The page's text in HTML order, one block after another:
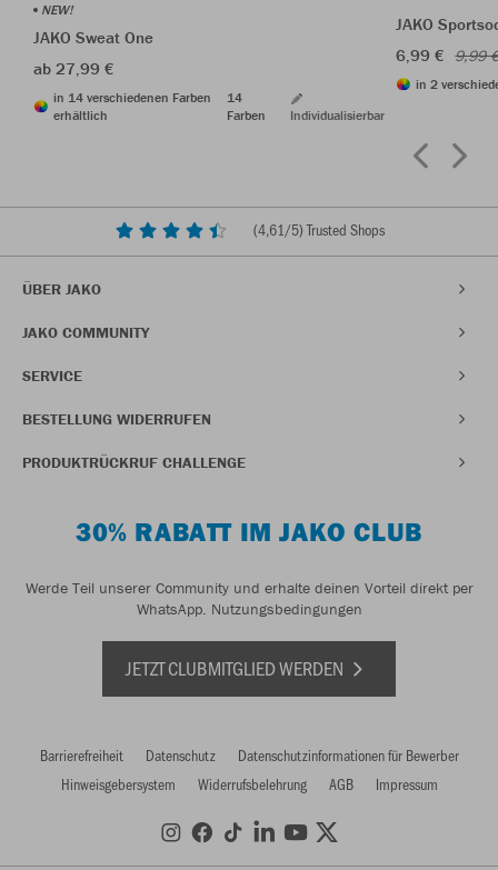
NEW!
JAKO Sweat One
ab 27,99 €
in 14 verschiedenen Farben
erhältlich
14
Farben
Individualisierbar
JAKO
6,99 € 9,99
in 2
(4,61/5) Trusted Shops
ÜBER JAKO
JAKO COMMUNITY
SERVICE
BESTELLUNG WIDERRUFEN
PRODUKTRÜCKRUF CHALLENGE
30% RABATT IM JAKO CLUB
Werde Teil unserer Community und erhalte deinen Vorteil direkt per
WhatsApp. Nutzungsbedingungen
JETZT CLUBMITGLIED WERDEN
Barrierefreiheit Datenschutz
Datenschutzinformationen für Bewerber
Hinweisgebersystem
Widerrufsbelehrung AGB Impressum